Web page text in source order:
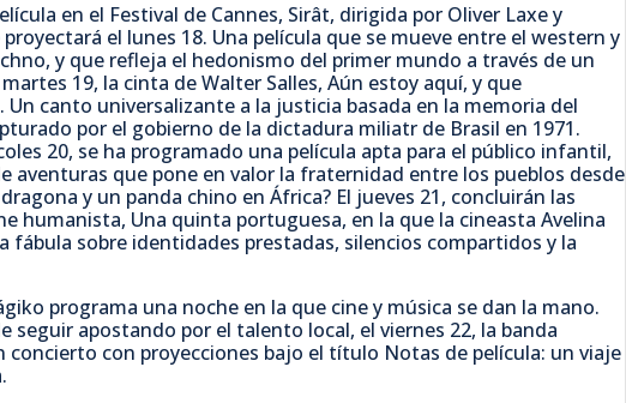
en el Festival de Cannes, Sirât, dirigida por Oliver Laxe y
el lunes 18. Una película que se mueve entre el western y
y que refleja el hedonismo del primer mundo a través de un
19, la cinta de Walter Salles, Aún estoy aquí, y que
canto universalizante a la justicia basada en la memoria del
por el gobierno de la dictadura miliatr de Brasil en 1971.
20, se ha programado una película apta para el público infantil,
aventuras que pone en valor la fraternidad entre los pueblos desde
y un panda chino en África? El jueves 21, concluirán las
humanista, Una quinta portuguesa, en la que la cineasta Avelina
fábula sobre identidades prestadas, silencios compartidos y la
programa una noche en la que cine y música se dan la mano.
seguir apostando por el talento local, el viernes 22, la banda
concierto con proyecciones bajo el título Notas de película: un viaje